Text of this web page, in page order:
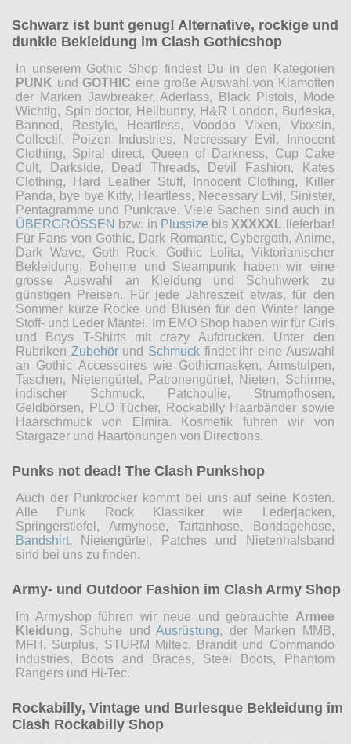
Schwarz ist bunt genug! Alternative, rockige und
dunkle Bekleidung im Clash Gothicshop
In unserem Gothic Shop findest Du in den Kategorien
PUNK und GOTHIC eine große Auswahl von Klamotten
der Marken Jawbreaker, Aderlass, Black Pistols, Mode
Wichtig, Spin doctor, Hellbunny, H&R London, Burleska,
Banned, Restyle, Heartless, Voodoo Vixen, Vixxsin,
Collectif, Poizen Industries, Necressary Evil, Innocent
Clothing, Spiral direct, Queen of Darkness, Cup Cake
Cult, Darkside, Dead Threads, Devil Fashion, Kates
Clothing, Hard Leather Stuff, Innocent Clothing, Killer
Panda, bye bye Kitty, Heartless, Necessary Evil, Sinister,
Pentagramme und Punkrave. Viele Sachen sind auch in
ÜBERGRÖSSEN bzw. in Plussize bis XXXXXL lieferbar!
Für Fans von Gothic, Dark Romantic, Cybergoth, Anime,
Dark Wave, Goth Rock, Gothic Lolita, Viktorianischer
Bekleidung, Boheme und Steampunk haben wir eine
grosse Auswahl an Kleidung und Schuhwerk zu
günstigen Preisen. Für jede Jahreszeit etwas, für den
Sommer kurze Röcke und Blusen für den Winter lange
Stoff- und Leder Mäntel. Im EMO Shop haben wir für Girls
und Boys T-Shirts mit crazy Aufdrucken. Unter den
Rubriken Zubehörund Schmuckfindet ihr eine Auswahl
an Gothic Accessoires wie Gothicmasken, Armstulpen,
Taschen, Nietengürtel, Patronengürtel, Nieten, Schirme,
indischer Schmuck, Patchoulie, Strumpfhosen,
Geldbörsen, PLO Tücher, Rockabilly Haarbänder sowie
Haarschmuck von Elmira. Kosmetik führen wir von
Stargazer und Haartönungen von Directions.
Punks not dead! The Clash Punkshop
Auch der Punkrocker kommt bei uns auf seine Kosten.
Alle Punk Rock Klassiker wie Lederjacken,
Springerstiefel, Armyhose, Tartanhose, Bondagehose,
Bandshirt, Nietengürtel, Patches und Nietenhalsband
sind bei uns zu finden.
Army- und Outdoor Fashion im Clash Army Shop
Im Armyshop führen wir neue und gebrauchte Armee
Kleidung, Schuhe undAusrüstung, der Marken MMB,
MFH, Surplus, STURM Miltec, Brandit und Commando
Industries, Boots and Braces, Steel Boots, Phantom
Rangers und Hi-Tec.
Rockabilly, Vintage und Burlesque Bekleidung im
Clash Rockabilly Shop